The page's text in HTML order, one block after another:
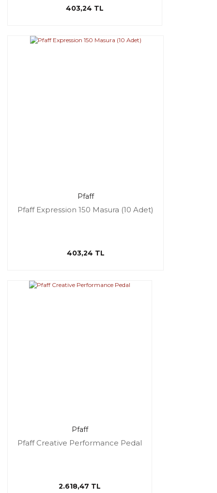
403,24 TL
Pfaff
Pfaff Expression 150 Masura (10 Adet)
403,24 TL
Pfaff
Pfaff Creative Performance Pedal
2.618,47 TL